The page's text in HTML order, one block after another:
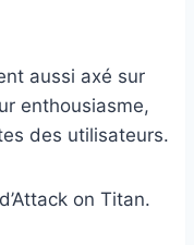
aussi axé sur
enthousiasme,
des utilisateurs.
on Titan.